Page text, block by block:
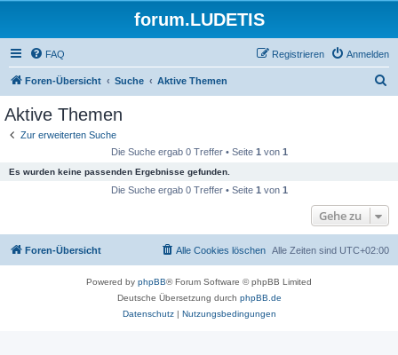
forum.LUDETIS
FAQ Anmelden
Registrieren
Foren-Übersicht Suche Aktive Themen
Aktive Themen
Zur erweiterten Suche
Die Suche ergab 0 Treffer • Seite 1 von 1
Es wurden keine passenden Ergebnisse gefunden.
Die Suche ergab 0 Treffer • Seite 1 von 1
Gehe zu
Foren-Übersicht Alle Zeiten sind UTC+02:00
Alle Cookies löschen
Powered by phpBB® Forum Software © phpBB Limited
Deutsche Übersetzung durch phpBB.de
Datenschutz| Nutzungsbedingungen